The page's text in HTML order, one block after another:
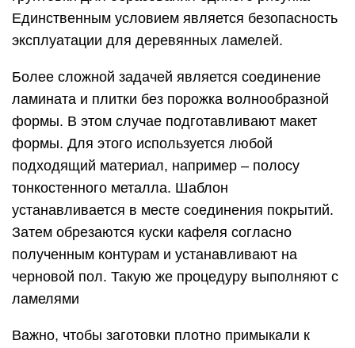
Единственным условием является безопасность
эксплуатации для деревянных ламелей.
Более сложной задачей является соединение
ламината и плитки без порожка волнообразной
формы. В этом случае подготавливают макет
формы. Для этого используется любой
подходящий материал, например – полосу
тонкостенного металла. Шаблон
устанавливается в месте соединения покрытий.
Затем обрезаются куски кафеля согласно
полученным контурам и устанавливают на
черновой пол. Такую же процедуру выполняют с
ламелями
Важно, чтобы заготовки плотно примыкали к